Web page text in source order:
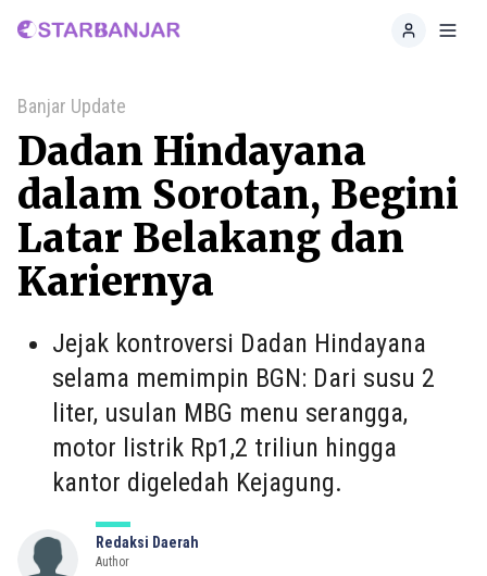
Home
Banjar Update
Dadan Hindayana
dalam Sorotan, Begini
Latar Belakang dan
Kariernya
Jejak kontroversi Dadan Hindayana
selama memimpin BGN: Dari susu 2
liter, usulan MBG menu serangga,
motor listrik Rp1,2 triliun hingga
kantor digeledah Kejagung.
Redaksi Daerah
Author